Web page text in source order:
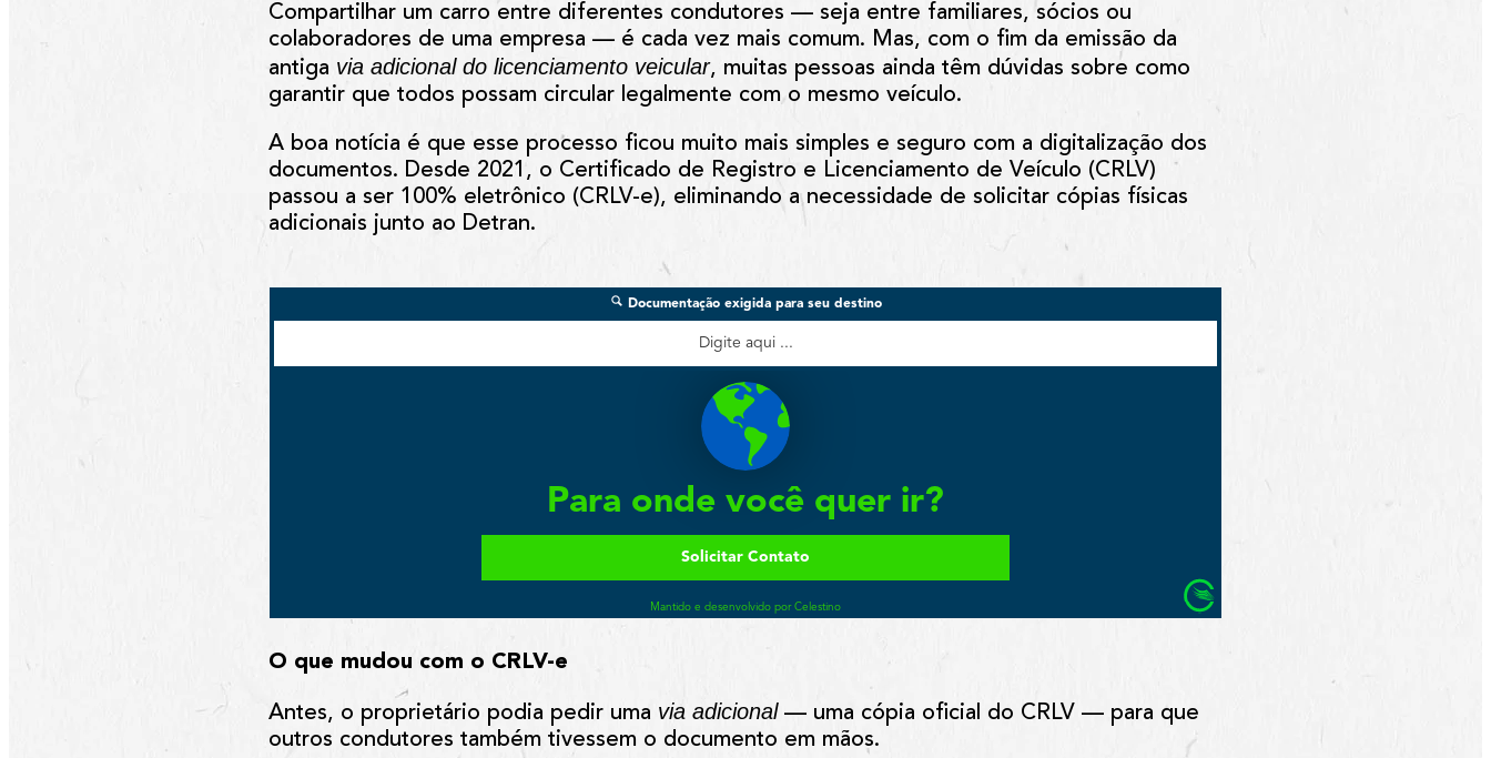
Compartilhar um carro entre diferentes condutores — seja entre familiares, sócios ou
colaboradores de uma empresa — é cada vez mais comum. Mas, com o fim da emissão da
antiga via adicional do licenciamento veicular, muitas pessoas ainda têm dúvidas sobre como
garantir que todos possam circular legalmente com o mesmo veículo.
A boa notícia é que esse processo ficou muito mais simples e seguro com a digitalização dos
documentos. Desde 2021 , o Certificado de Registro e Licenciamento de Veículo (CRLV)
passou a ser 100% eletrônico (CRLV-e), eliminando a necessidade de solicitar cópias físicas
adicionais junto ao Detran.
O que mudou com o CRLV-e
Antes, o proprietário podia pedir uma via adicional— uma cópia oficial do CRLV — para que
outros condutores também tivessem o documento em mãos.